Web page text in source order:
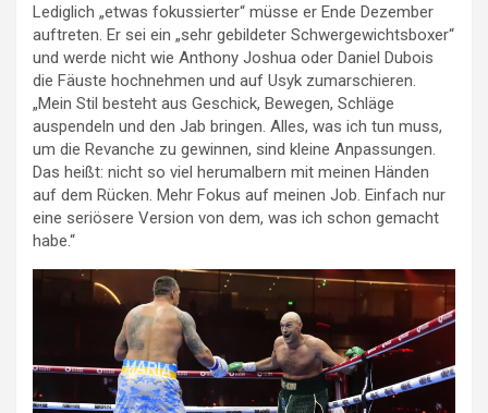
Lediglich „etwas fokussierter“ müsse er Ende Dezember
auftreten. Er sei ein „sehr gebildeter Schwergewichtsboxer“
und werde nicht wie Anthony Joshua oder Daniel Dubois
die Fäuste hochnehmen und auf Usyk zumarschieren.
„Mein Stil besteht aus Geschick, Bewegen, Schläge
auspendeln und den Jab bringen. Alles, was ich tun muss,
um die Revanche zu gewinnen, sind kleine Anpassungen.
Das heißt: nicht so viel herumalbern mit meinen Händen
auf dem Rücken. Mehr Fokus auf meinen Job. Einfach nur
eine seriösere Version von dem, was ich schon gemacht
habe.“